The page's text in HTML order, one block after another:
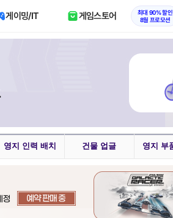
게이밍/IT 게임스토어
최대 90% 할인
8월 프로모션
영지 인력 배치 건물 업글 영지 부
화생명에 패배 8